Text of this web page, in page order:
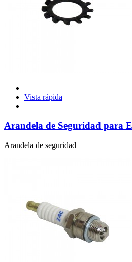
Vista rápida
Arandela de Seguridad para
Arandela de seguridad